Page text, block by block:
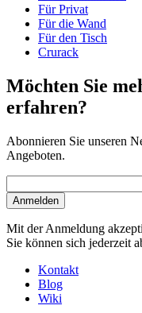
Gewicht (kg)31
Für Privat
Für die Wand
Für den Tisch
Crurack
Möchten Sie
erfahren?
Abonnieren Sie unseren
Angeboten.
Anmelden
Mit der Anmeldung
Sie können sich jederzeit
Kontakt
Blog
Wiki